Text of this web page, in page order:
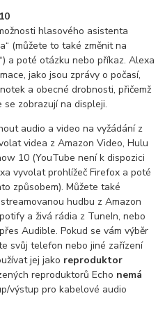
hlasového asistenta
(můžete to také změnit na
a poté otázku nebo příkaz. Alexa
jako jsou zprávy o počasí,
a obecné drobnosti, přičemž
zobrazují na displeji.
audio a video na vyžádání z
videa z Amazon Video, Hulu
10 (YouTube není k dispozici
vyvolat prohlížeč Firefox a poté
způsobem). Můžete také
hudbu z Amazon
a živá rádia z TuneIn, nebo
Audible. Pokud se vám výběr
svůj telefon nebo jiné zařízení
jej jako reproduktor
reproduktorů Echo nemá
výstup pro kabelové audio